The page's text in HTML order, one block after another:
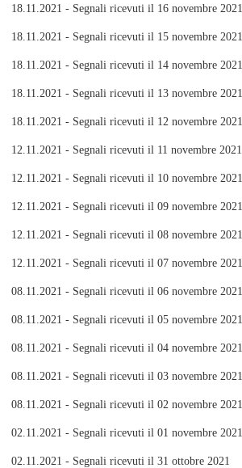
18.11.2021 - Segnali ricevuti il 16 novembre 2021
18.11.2021 - Segnali ricevuti il 15 novembre 2021
18.11.2021 - Segnali ricevuti il 14 novembre 2021
18.11.2021 - Segnali ricevuti il 13 novembre 2021
18.11.2021 - Segnali ricevuti il 12 novembre 2021
12.11.2021 - Segnali ricevuti il 11 novembre 2021
12.11.2021 - Segnali ricevuti il 10 novembre 2021
12.11.2021 - Segnali ricevuti il 09 novembre 2021
12.11.2021 - Segnali ricevuti il 08 novembre 2021
12.11.2021 - Segnali ricevuti il 07 novembre 2021
08.11.2021 - Segnali ricevuti il 06 novembre 2021
08.11.2021 - Segnali ricevuti il 05 novembre 2021
08.11.2021 - Segnali ricevuti il 04 novembre 2021
08.11.2021 - Segnali ricevuti il 03 novembre 2021
08.11.2021 - Segnali ricevuti il 02 novembre 2021
02.11.2021 - Segnali ricevuti il 01 novembre 2021
02.11.2021 - Segnali ricevuti il 31 ottobre 2021